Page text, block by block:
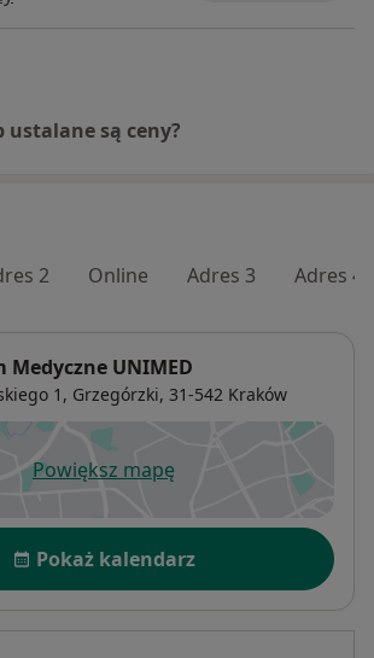
ustalane są ceny?
2 Online Adres 3 Adres 4
Medyczne UNIMED
1, Grzegórzki, 31-542 Kraków
Powiększ mapęotwiera się w nowej karcie
Pokaż kalendarz